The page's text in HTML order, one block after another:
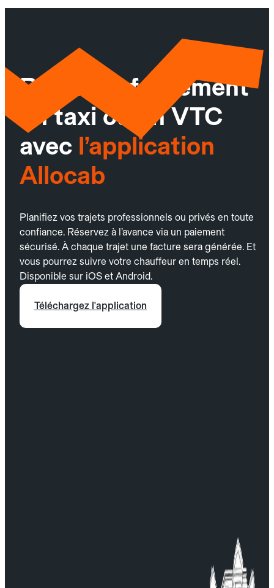
Réservez facilement
un taxi ou un VTC
avec l’application
Allocab
Planifiez vos trajets professionnels ou privés en toute
confiance. Réservez à l’avance via un paiement
sécurisé. À chaque trajet une facture sera générée. Et
vous pourrez suivre votre chauffeur en temps réel.
Disponible sur iOS et Android.
Téléchargez l'application